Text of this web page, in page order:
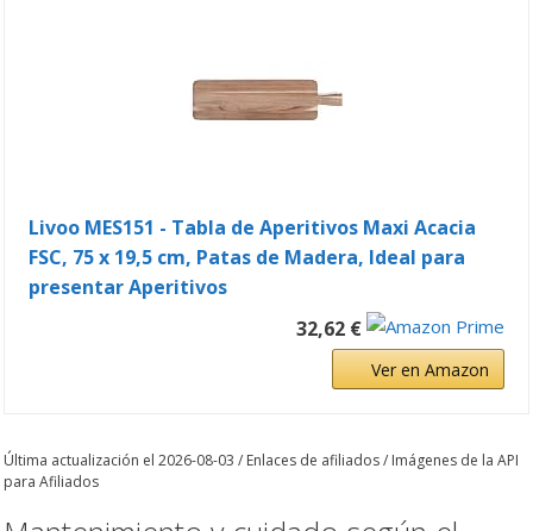
Livoo MES151 - Tabla de Aperitivos Maxi Acacia
FSC, 75 x 19,5 cm, Patas de Madera, Ideal para
presentar Aperitivos
32,62 €
Ver en Amazon
Última actualización el 2026-08-03 / Enlaces de afiliados / Imágenes de la API
para Afiliados